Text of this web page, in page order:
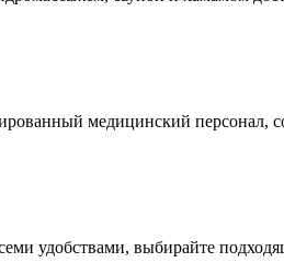
медицинский персонал,
удобствами, выбирайте